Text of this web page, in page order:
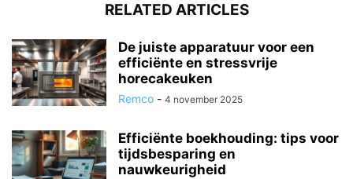
RELATED ARTICLES
De juiste apparatuur voor een
efficiënte en stressvrije
horecakeuken
Remco - 4 november 2025
Efficiënte boekhouding: tips voor
tijdsbesparing en
nauwkeurigheid